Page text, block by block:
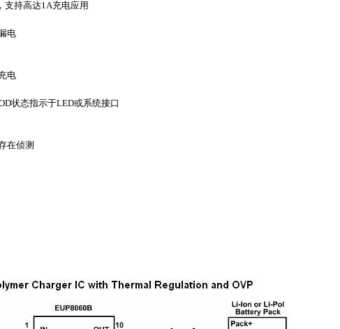
支持高达1A充电应用
电
电
状态指示于LED或系统接口
在侦测